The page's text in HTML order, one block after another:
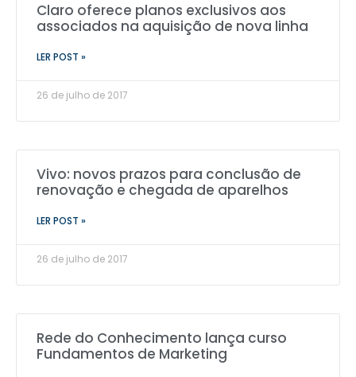
Claro oferece planos exclusivos aos
associados na aquisição de nova linha
LER POST »
26 de julho de 2017
Vivo: novos prazos para conclusão de
renovação e chegada de aparelhos
LER POST »
26 de julho de 2017
Rede do Conhecimento lança curso
Fundamentos de Marketing